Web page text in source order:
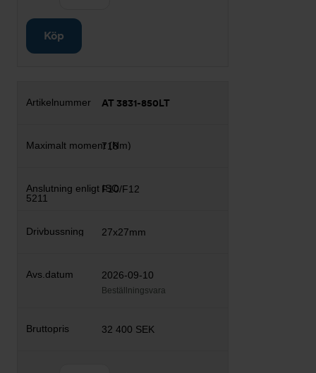
Köp
AT 3831-850LT
718
F10/F12
27x27mm
2026-09-10
Beställningsvara
32 400 SEK